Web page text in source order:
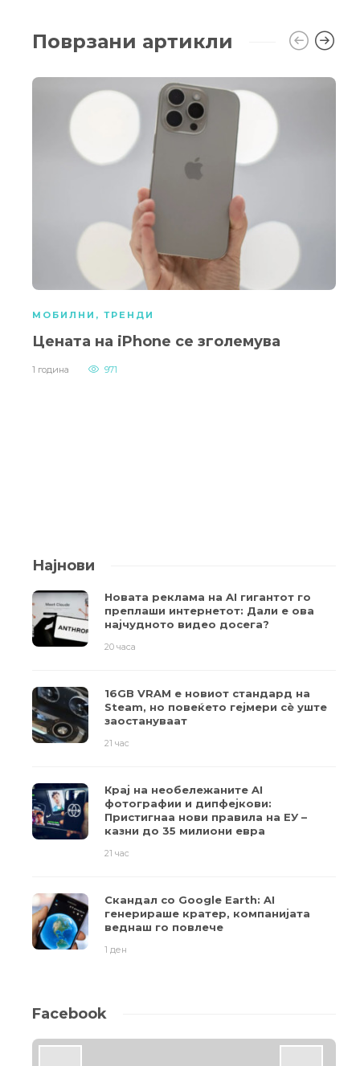
Поврзани артикли
МОБИЛНИ , ТРЕНДИ
Цената на iPhone се зголемува
1 година 971
Најнови
Новата реклама на AI гигантот го
преплаши интернетот: Дали е ова
најчудното видео досега?
20 часа
16GB VRAM е новиот стандард на
Steam, но повеќето гејмери ​​сè уште
заостануваат
21 час
Крај на необележаните AI
фотографии и дипфејкови:
Пристигнаа нови правила на ЕУ –
казни до 35 милиони евра
21 час
Скандал со Google Earth: AI
генерираше кратер, компанијата
веднаш го повлече
1 ден
Facebook